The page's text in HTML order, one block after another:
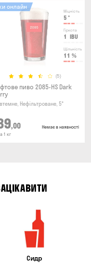
Міцність
5 °
Гіркота
1 IBU
Щільність
11 %
(5)
онлайн
пиво 2085-HS Dark
Нефільтроване, 5°
,00
1 кг
Немає в наявності
Сидр